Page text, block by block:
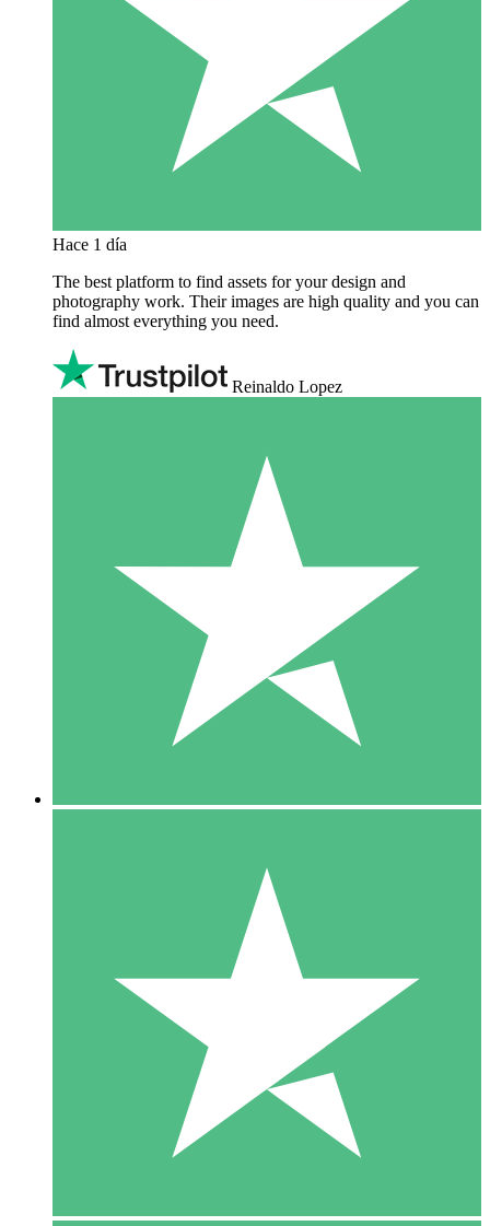
Hace 1 día
The best platform to find assets for your design and
photography work. Their images are high quality and you can
find almost everything you need.
Reinaldo Lopez